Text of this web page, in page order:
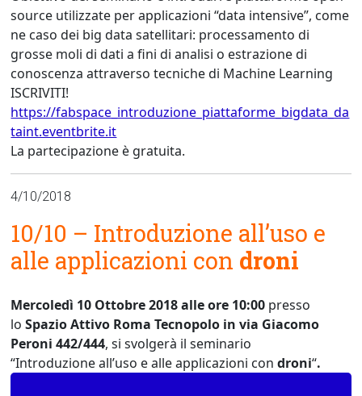
source utilizzate per applicazioni “data intensive”, come
ne caso dei big data satellitari: processamento di
grosse moli di dati a fini di analisi o estrazione di
conoscenza attraverso tecniche di Machine Learning
ISCRIVITI!
https://fabspace_introduzione_piattaforme_bigdata_da
taint.eventbrite.it
La partecipazione è gratuita.
4/10/2018
10/10 – Introduzione all’uso e
alle applicazioni con droni
Mercoledì 10 Ottobre 2018 alle ore 10:00 presso
loSpazio Attivo Roma Tecnopolo in via Giacomo
Peroni 442/444, si svolgerà il seminario
“Introduzioneall’uso e alle applicazioni condroni“.